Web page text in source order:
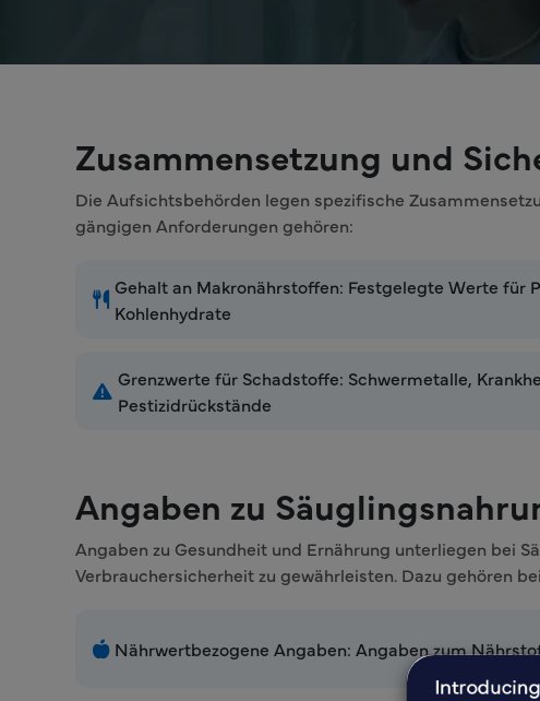
Zusammensetzung und
Die Aufsichtsbehörden legen spezifische
gängigen Anforderungen gehören:
Gehalt an Makronährstoffen: Festgelegte Werte für
Kohlenhydrate
Grenzwerte für Schadstoffe: Schwermetalle,
Pestizidrückstände
Angaben zu
Angaben zu Gesundheit und Ernährung unterliegen bei
Verbrauchersicherheit zu gewährleisten. Dazu gehören
Nährwertbezogene Angaben: Angaben zum